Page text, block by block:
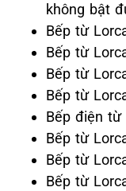
không bật
Bếp từ
Bếp từ
Bếp từ
Bếp từ
Bếp điện từ
Bếp từ
Bếp từ
Bếp từ